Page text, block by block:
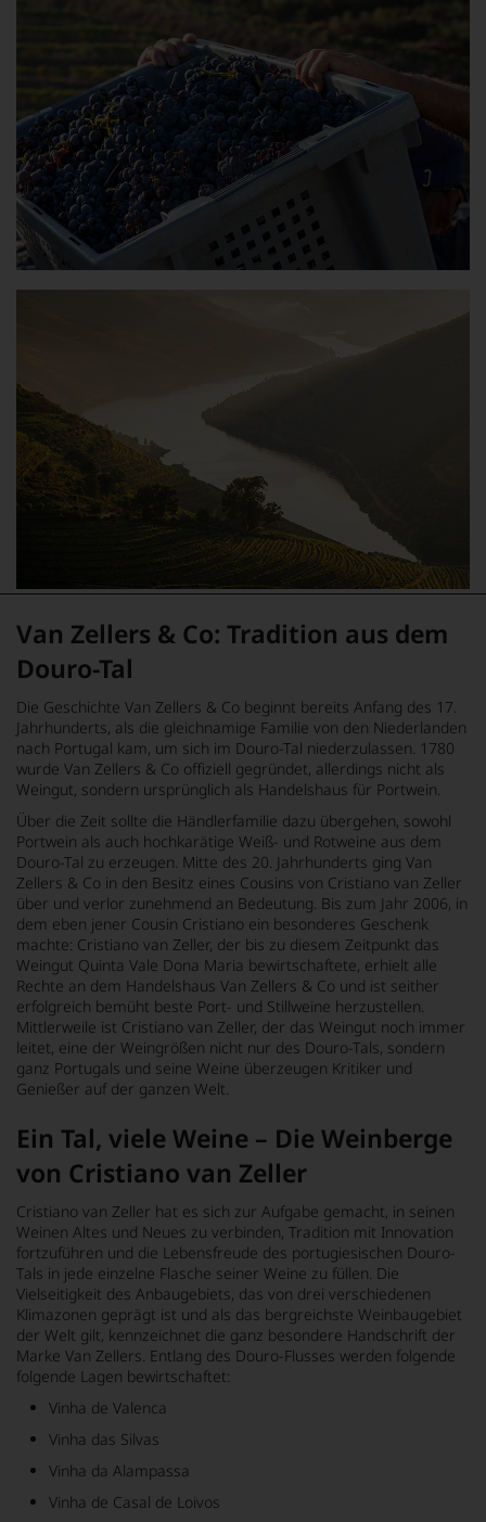
Van Zellers & Co: Tradition aus dem
Douro-Tal
Die Geschichte Van Zellers & Co beginnt bereits Anfang des 17.
Jahrhunderts, als die gleichnamige Familie von den Niederlanden
nach Portugal kam, um sich im Douro-Tal niederzulassen. 1780
wurde Van Zellers & Co offiziell gegründet, allerdings nicht als
Weingut, sondern ursprünglich als Handelshaus für Portwein.
Über die Zeit sollte die Händlerfamilie dazu übergehen, sowohl
Portwein als auch hochkarätige Weiß- und Rotweine aus dem
Douro-Tal zu erzeugen. Mitte des 20. Jahrhunderts ging Van
Zellers & Co in den Besitz eines Cousins von Cristiano van Zeller
über und verlor zunehmend an Bedeutung. Bis zum Jahr 2006, in
dem eben jener Cousin Cristiano ein besonderes Geschenk
machte: Cristiano van Zeller, der bis zu diesem Zeitpunkt das
Weingut Quinta Vale Dona Maria bewirtschaftete, erhielt alle
Rechte an dem Handelshaus Van Zellers & Co und ist seither
erfolgreich bemüht beste Port- und Stillweine herzustellen.
Mittlerweile ist Cristiano van Zeller, der das Weingut noch immer
leitet, eine der Weingrößen nicht nur des Douro-Tals, sondern
ganz Portugals und seine Weine überzeugen Kritiker und
Genießer auf der ganzen Welt.
Ein Tal, viele Weine – Die Weinberge
von Cristiano van Zeller
Cristiano van Zeller hat es sich zur Aufgabe gemacht, in seinen
Weinen Altes und Neues zu verbinden, Tradition mit Innovation
fortzuführen und die Lebensfreude des portugiesischen Douro-
Tals in jede einzelne Flasche seiner Weine zu füllen. Die
Vielseitigkeit des Anbaugebiets, das von drei verschiedenen
Klimazonen geprägt ist und als das bergreichste Weinbaugebiet
der Welt gilt, kennzeichnet die ganz besondere Handschrift der
Marke Van Zellers. Entlang des Douro-Flusses werden folgende
folgende Lagen bewirtschaftet:
Vinha de Valenca
Vinha das Silvas
Vinha da Alampassa
Vinha de Casal de Loivos